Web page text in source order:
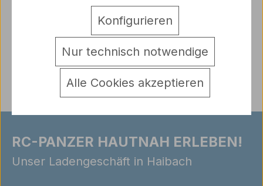
Warnhinweise
Bewertungen
RC-PANZER HAUTNAH ERLEBEN!
Unser Ladengeschäft in Haibach
Nur technisch notwendige
Konfigurieren
Alle Cookies akzeptieren